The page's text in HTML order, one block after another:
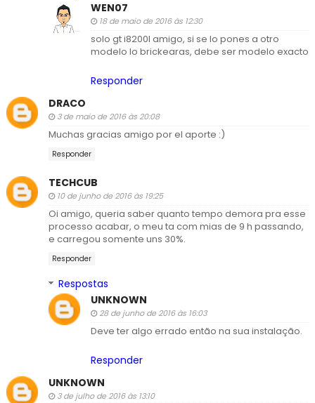
WEN07
18 de maio de 2016 às 12:30
solo gt i8200l amigo, si se lo pones a otro
modelo lo brickearas, debe ser modelo exacto
Responder
DRACO
3 de maio de 2016 às 20:08
Muchas gracias amigo por el aporte :)
Responder
TECHCUB
10 de junho de 2016 às 19:25
Oi amigo, queria saber quanto tempo demora pra esse
processo acabar, o meu ta com mias de 9 h passando,
e carregou somente uns 30%.
Responder
Respostas
UNKNOWN
28 de junho de 2016 às 16:03
Deve ter algo errado então na sua instalação.
Responder
UNKNOWN
3 de julho de 2016 às 13:10